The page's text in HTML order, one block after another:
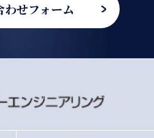
わせフォーム